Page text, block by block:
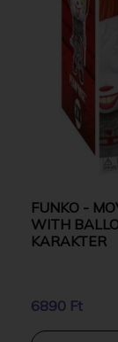
FUNKO -
WITH
KARAKTER
6890 Ft